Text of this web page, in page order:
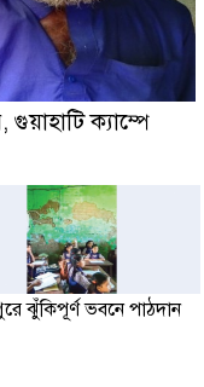
ক্যাম্পে
ঝুঁকিপূর্ণ ভবনে পাঠদান